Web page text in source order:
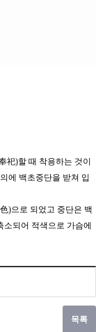
祀)할 때 착용하는 것이
에 백초중단을 받쳐 입
)으로 되었고 중단은 백
소되어 적색으로 가슴에